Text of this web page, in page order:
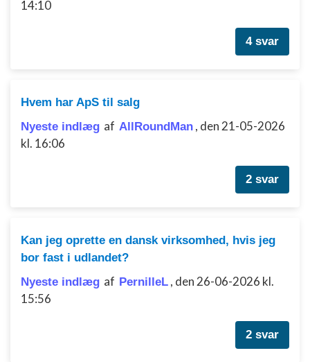
14:10
4 svar
Hvem har ApS til salg
Nyeste indlæg af AllRoundMan , den 21-05-2026
kl. 16:06
2 svar
Kan jeg oprette en dansk virksomhed, hvis jeg
bor fast i udlandet?
Nyeste indlæg af PernilleL , den 26-06-2026 kl.
15:56
2 svar